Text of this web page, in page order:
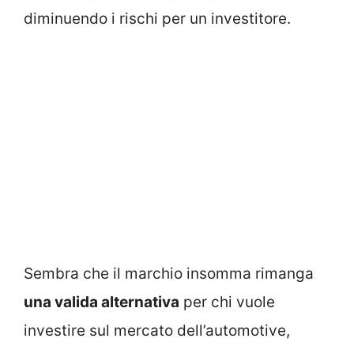
diminuendo i rischi per un investitore.
Sembra che il marchio insomma rimanga
una valida alternativa per chi vuole
investire sul mercato dell’automotive,